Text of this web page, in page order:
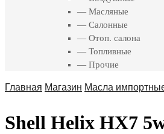
— Масляные
— Салонные
— Отоп. салона
— Топливные
— Прочие
Главная Магазин Масла
Shell Helix HX7